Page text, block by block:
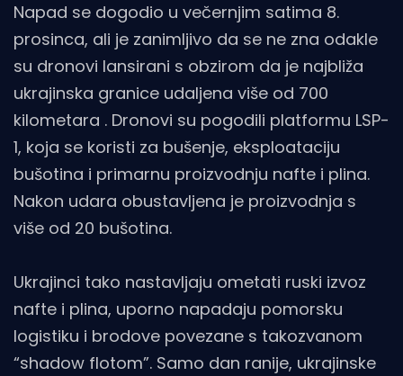
Napad se dogodio u večernjim satima 8.
prosinca, ali je zanimljivo da se ne zna odakle
su dronovi lansirani s obzirom da je najbliža
ukrajinska granice udaljena više od 700
kilometara . Dronovi su pogodili platformu LSP-
1, koja se koristi za bušenje, eksploataciju
bušotina i primarnu proizvodnju nafte i plina.
Nakon udara obustavljena je proizvodnja s
više od 20 bušotina.
Ukrajinci tako nastavljaju ometati ruski izvoz
nafte i plina, uporno napadaju pomorsku
logistiku i brodove povezane s takozvanom
“shadow flotom”. Samo dan ranije, ukrajinske